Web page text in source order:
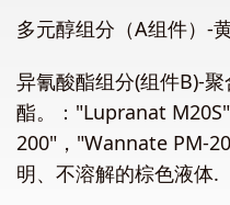
多元醇组分（A组件）-
异氰酸酯组分(组件B)-
酯。："Lupranat
200"，"Wannate PM-
明、不溶解的棕色液体.